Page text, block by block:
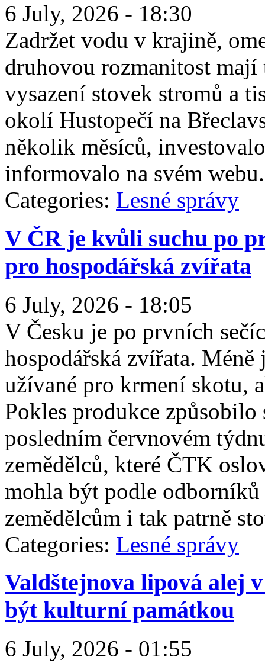
6 July, 2026 - 18:30
Zadržet vodu v krajině,
druhovou rozmanitost mají
vysazení stovek stromů a
okolí Hustopečí na
několik měsíců,
informovalo na svém webu.
Categories: Lesné správy
V ČR je kvůli suchu po
pro hospodářská zvířata
6 July, 2026 - 18:05
V Česku je po prvních
hospodářská zvířata.
užívané pro krmení skotu,
Pokles produkce
posledním červnovém
zemědělců, které ČTK
mohla být podle
zemědělcům i tak patrně
Categories: Lesné správy
Valdštejnova lipová alej
být kulturní památkou
6 July, 2026 - 01:55